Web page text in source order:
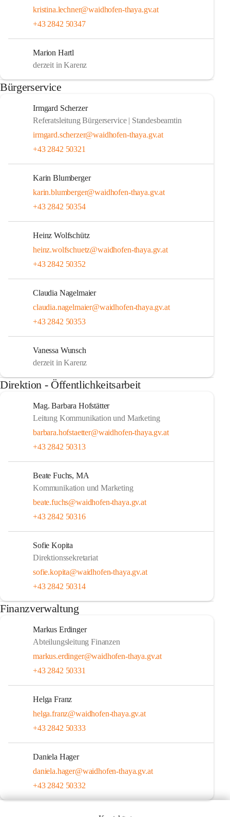
kristina.lechner@waidhofen-thaya.gv.at
+43 2842 50347
Marion Hartl
derzeit in Karenz
Bürgerservice
Irmgard Scherzer
Referatsleitung Bürgerservice | Standesbeamtin
irmgard.scherzer@waidhofen-thaya.gv.at
+43 2842 50321
Karin Blumberger
karin.blumberger@waidhofen-thaya.gv.at
+43 2842 50354
Heinz Wolfschütz
heinz.wolfschuetz@waidhofen-thaya.gv.at
+43 2842 50352
Claudia Nagelmaier
claudia.nagelmaier@waidhofen-thaya.gv.at
+43 2842 50353
Vanessa Wunsch
derzeit in Karenz
Direktion - Öffentlichkeitsarbeit
Mag. Barbara Hofstätter
Leitung Kommunikation und Marketing
barbara.hofstaetter@waidhofen-thaya.gv.at
+43 2842 50313
Beate Fuchs, MA
Kommunikation und Marketing
beate.fuchs@waidhofen-thaya.gv.at
+43 2842 50316
Sofie Kopita
Direktionssekretariat
sofie.kopita@waidhofen-thaya.gv.at
+43 2842 50314
Finanzverwaltung
Markus Erdinger
Abteilungsleitung Finanzen
markus.erdinger@waidhofen-thaya.gv.at
+43 2842 50331
Helga Franz
helga.franz@waidhofen-thaya.gv.at
+43 2842 50333
Daniela Hager
daniela.hager@waidhofen-thaya.gv.at
+43 2842 50332